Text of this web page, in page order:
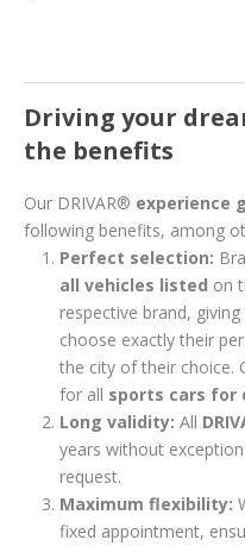
Driving your
the benefits
Our DRIVAR® experience
following benefits, among
Perfect selection:
all vehicles listed on
respective brand,
choose exactly their
the city of their choice.
for all sports cars for
Long validity: All
years without
request.
Maximum flexibility:
fixed appointment,